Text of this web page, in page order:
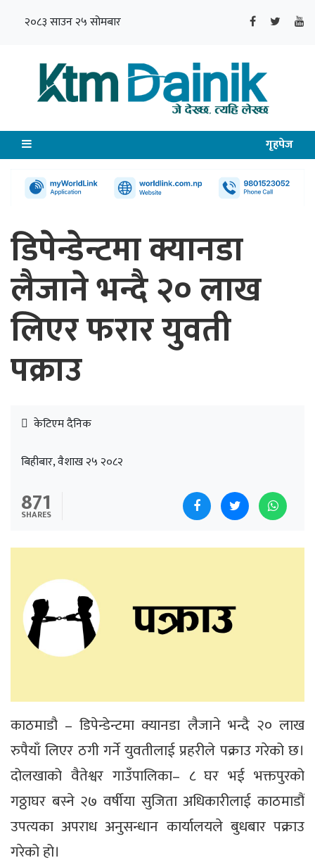
२०८३ साउन २५ सोमबार
गृहपेज
डिपेन्डेन्टमा क्यानडा
लैजाने भन्दै २० लाख
लिएर फरार युवती
पक्राउ
केटिएम दैनिक
बिहीबार, वैशाख २५ २०८२
871
SHARES
काठमाडौ – डिपेन्डेन्टमा क्यानडा लैजाने भन्दै २० लाख
रुपैयाँ लिएर ठगी गर्ने युवतीलाई प्रहरीले पक्राउ गरेको छ।
दोलखाको वैतेश्वर गाउँपालिका– ८ घर भई भक्तपुरको
गठ्ठाघर बस्ने २७ वर्षीया सुजिता अधिकारीलाई काठमाडौं
उपत्यका अपराध अनुसन्धान कार्यालयले बुधबार पक्राउ
गरेको हो।